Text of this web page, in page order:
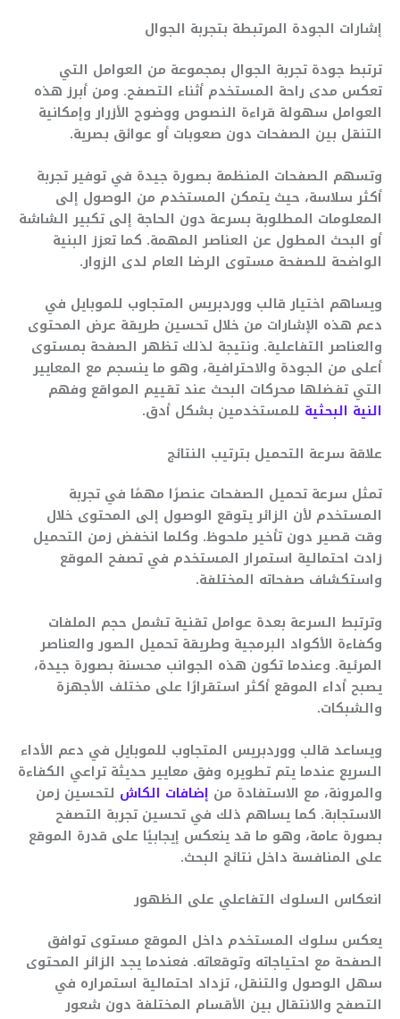
إشارات الجودة المرتبطة بتجربة الجوال
ترتبط جودة تجربة الجوال بمجموعة من العوامل التي
تعكس مدى راحة المستخدم أثناء التصفح. ومن أبرز هذه
العوامل سهولة قراءة النصوص ووضوح الأزرار وإمكانية
التنقل بين الصفحات دون صعوبات أو عوائق بصرية.
وتسهم الصفحات المنظمة بصورة جيدة في توفير تجربة
أكثر سلاسة، حيث يتمكن المستخدم من الوصول إلى
المعلومات المطلوبة بسرعة دون الحاجة إلى تكبير الشاشة
أو البحث المطول عن العناصر المهمة. كما تعزز البنية
الواضحة للصفحة مستوى الرضا العام لدى الزوار.
ويساهم اختيار قالب ووردبريس المتجاوب للموبايل في
دعم هذه الإشارات من خلال تحسين طريقة عرض المحتوى
والعناصر التفاعلية. ونتيجة لذلك تظهر الصفحة بمستوى
أعلى من الجودة والاحترافية، وهو ما ينسجم مع المعايير
التي تفضلها محركات البحث عند تقييم المواقع وفهم
النية البحثية للمستخدمين بشكل أدق.
علاقة سرعة التحميل بترتيب النتائج
تمثل سرعة تحميل الصفحات عنصرًا مهمًا في تجربة
المستخدم لأن الزائر يتوقع الوصول إلى المحتوى خلال
وقت قصير دون تأخير ملحوظ. وكلما انخفض زمن التحميل
زادت احتمالية استمرار المستخدم في تصفح الموقع
واستكشاف صفحاته المختلفة.
وترتبط السرعة بعدة عوامل تقنية تشمل حجم الملفات
وكفاءة الأكواد البرمجية وطريقة تحميل الصور والعناصر
المرئية. وعندما تكون هذه الجوانب محسنة بصورة جيدة،
يصبح أداء الموقع أكثر استقرارًا على مختلف الأجهزة
والشبكات.
ويساعد قالب ووردبريس المتجاوب للموبايل في دعم الأداء
السريع عندما يتم تطويره وفق معايير حديثة تراعي الكفاءة
والمرونة، مع الاستفادة من إضافات الكاش لتحسين زمن
الاستجابة. كما يساهم ذلك في تحسين تجربة التصفح
بصورة عامة، وهو ما قد ينعكس إيجابيًا على قدرة الموقع
على المنافسة داخل نتائج البحث.
انعكاس السلوك التفاعلي على الظهور
يعكس سلوك المستخدم داخل الموقع مستوى توافق
الصفحة مع احتياجاته وتوقعاته. فعندما يجد الزائر المحتوى
سهل الوصول والتنقل، تزداد احتمالية استمراره في
التصفح والانتقال بين الأقسام المختلفة دون شعور